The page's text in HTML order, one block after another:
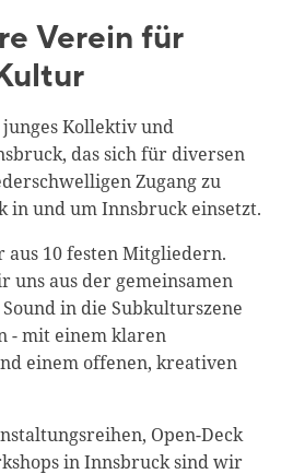
Verein für
Kollektiv und
das sich für diversen
Zugang zu
in und um Innsbruck einsetzt.
10 festen Mitgliedern.
uns aus der gemeinsamen
in die Subkulturszene
- mit einem klaren
einem offenen, kreativen
Open-Deck
in Innsbruck sind wir
Infothek
Kontakt
Blackboard
Bibliothek
Presse
Newsletter
Glossar
Downloads